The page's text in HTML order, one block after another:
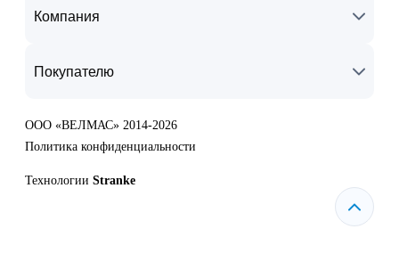
Компания
Покупателю
ООО «ВЕЛМАС» 2014-2026
Политика конфиденциальности
Технологии Stranke